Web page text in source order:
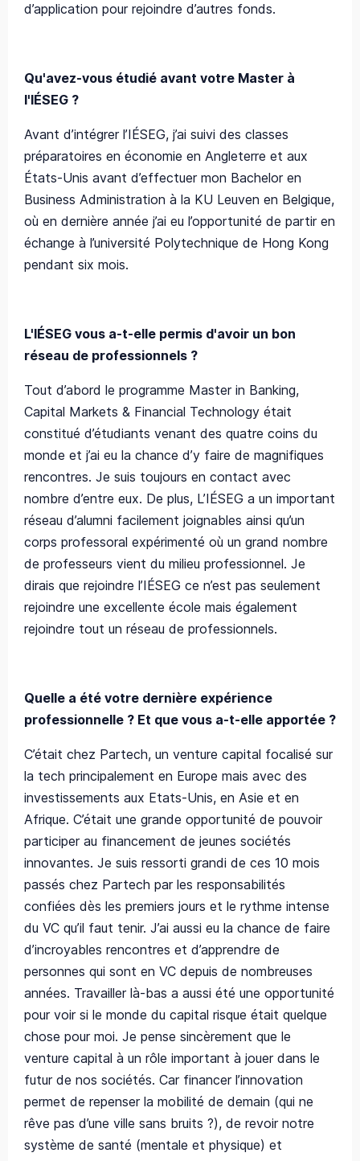
d’application pour rejoindre d’autres fonds.
Qu'avez-vous étudié avant votre Master à
l'IÉSEG ?
Avant d’intégrer l’IÉSEG, j’ai suivi des classes
préparatoires en économie en Angleterre et aux
États-Unis avant d’effectuer mon Bachelor en
Business Administration à la KU Leuven en Belgique,
où en dernière année j’ai eu l’opportunité de partir en
échange à l’université Polytechnique de Hong Kong
pendant six mois.
L'IÉSEG vous a-t-elle permis d'avoir un bon
réseau de professionnels ?
Tout d’abord le programme Master in Banking,
Capital Markets & Financial Technology était
constitué d’étudiants venant des quatre coins du
monde et j’ai eu la chance d’y faire de magnifiques
rencontres. Je suis toujours en contact avec
nombre d’entre eux. De plus, L’IÉSEG a un important
réseau d’alumni facilement joignables ainsi qu’un
corps professoral expérimenté où un grand nombre
de professeurs vient du milieu professionnel. Je
dirais que rejoindre l’IÉSEG ce n’est pas seulement
rejoindre une excellente école mais également
rejoindre tout un réseau de professionnels.
Quelle a été votre dernière expérience
professionnelle ? Et que vous a-t-elle apportée ?
C’était chez Partech, un venture capital focalisé sur
la tech principalement en Europe mais avec des
investissements aux Etats-Unis, en Asie et en
Afrique. C’était une grande opportunité de pouvoir
participer au financement de jeunes sociétés
innovantes. Je suis ressorti grandi de ces 10 mois
passés chez Partech par les responsabilités
confiées dès les premiers jours et le rythme intense
du VC qu’il faut tenir. J’ai aussi eu la chance de faire
d’incroyables rencontres et d’apprendre de
personnes qui sont en VC depuis de nombreuses
années. Travailler là-bas a aussi été une opportunité
pour voir si le monde du capital risque était quelque
chose pour moi. Je pense sincèrement que le
venture capital à un rôle important à jouer dans le
futur de nos sociétés. Car financer l’innovation
permet de repenser la mobilité de demain (qui ne
rêve pas d’une ville sans bruits ?), de revoir notre
système de santé (mentale et physique) et